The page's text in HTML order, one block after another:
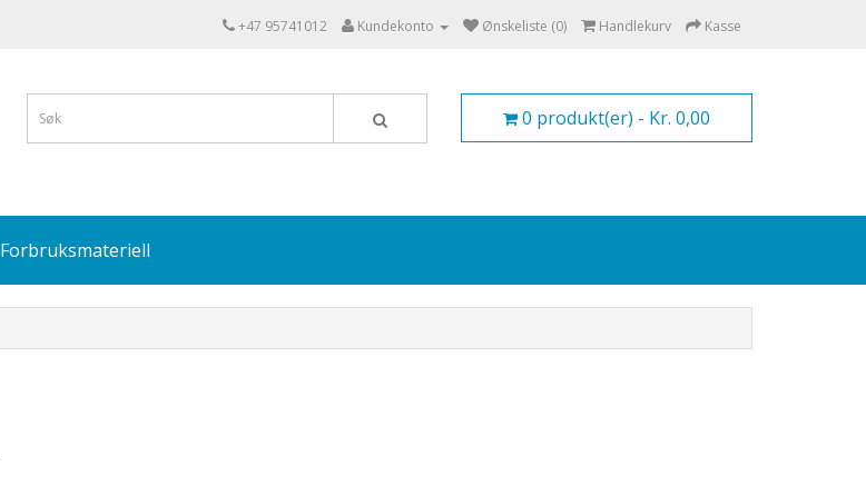
+47 95741012 Kundekonto Ønskeliste (0) Handlekurv Kasse
0 produkt(er) - Kr. 0,00
Forbruksmateriell